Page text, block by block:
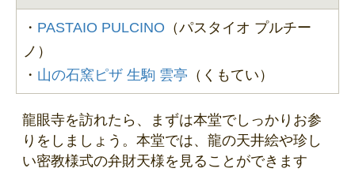
・ PASTAIO PULCINO （パスタイオ プルチー
ノ）
・ 山の石窯ピザ 生駒 雲亭 （くもてい）
龍眼寺を訪れたら、まずは本堂でしっかりお参
りをしましょう。本堂では、龍の天井絵や珍し
い密教様式の弁財天様を見ることができます